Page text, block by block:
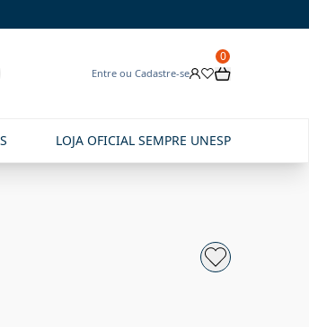
Entre ou Cadastre-se
0
LOJA OFICIAL SEMPRE UNESP